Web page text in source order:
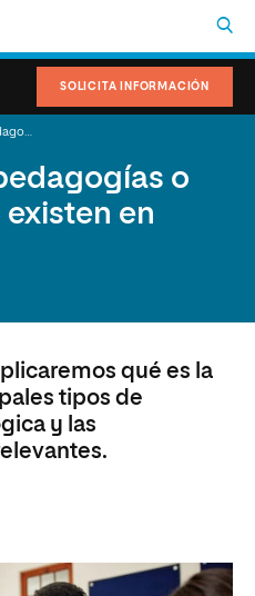
SOLICITA INFORMACIÓN
o
en
qué es la
tipos de
y las